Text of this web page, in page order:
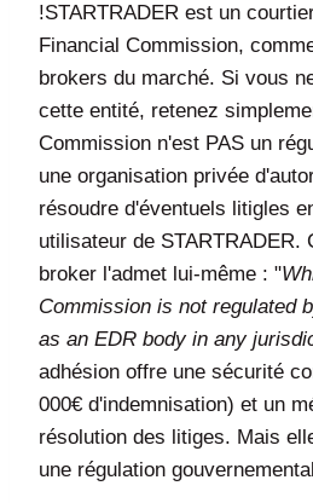
!STARTRADER est un
Financial Commission,
brokers du marché. Si vous
cette entité, retenez
Commission n'est PAS un
une organisation privée
résoudre d'éventuels litigles
utilisateur de STARTRADER.
broker l'admet lui-même : "
Commission is not regulated
as an EDR body in any
adhésion offre une sécurité
000€ d'indemnisation) et un
résolution des litiges. Mais
une régulation